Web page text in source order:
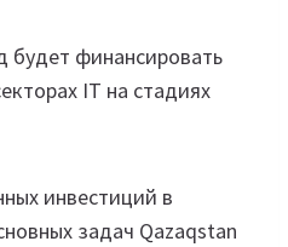
будет финансировать
IT на стадиях
инвестиций в
задач Qazaqstan